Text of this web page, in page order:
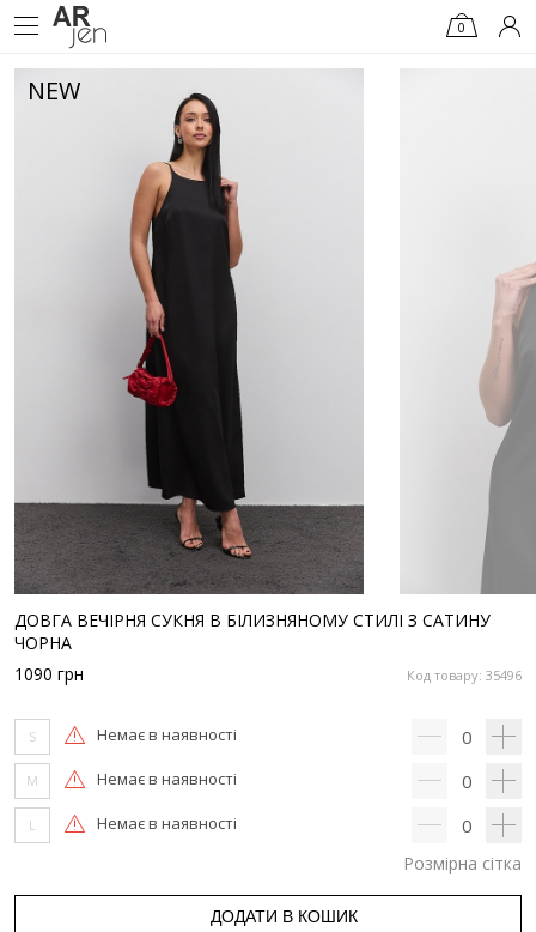
0
NEW
ДОВГА ВЕЧІРНЯ СУКНЯ В БІЛИЗНЯНОМУ СТИЛІ З САТИНУ
ЧОРНА
Код товару: 35496
1090 грн
S Немає в наявності 0
M Немає в наявності 0
L Немає в наявності 0
Розмірна сітка
ДОДАТИ В КОШИК